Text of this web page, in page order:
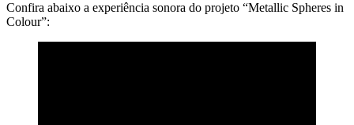
Confira abaixo a experiência sonora do projeto “Metallic Spheres in
Colour”: